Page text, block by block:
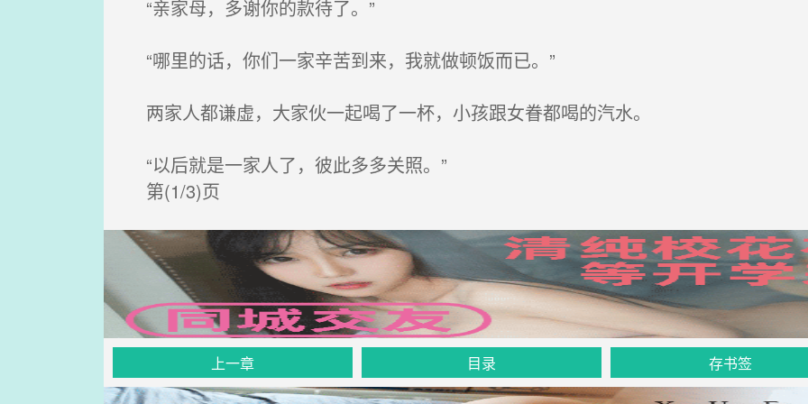
“亲家母，多谢你的款待了。”
“哪里的话，你们一家辛苦到来，我就做顿饭而已。”
两家人都谦虚，大家伙一起喝了一杯，小孩跟女眷都喝的汽水。
“以后就是一家人了，彼此多多关照。”
第(1/3)页
上一章 目录 存书签